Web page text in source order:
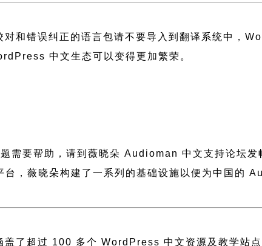
和错误纠正的语言包请不要导入到翻译系统中，
中文生态可以变得更加繁荣。
需要帮助，请到薇晓朵 Audioman 中文支持论坛发
，薇晓朵构建了一系列的基础设施以便为中国的
盖了超过 100 多个 WordPress 中文资源及教学站